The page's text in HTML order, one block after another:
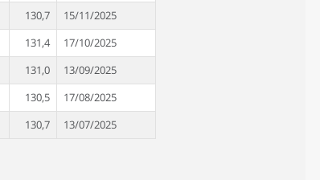
130,7
15/11/2025
131,4
17/10/2025
131,0
13/09/2025
130,5
17/08/2025
130,7
13/07/2025